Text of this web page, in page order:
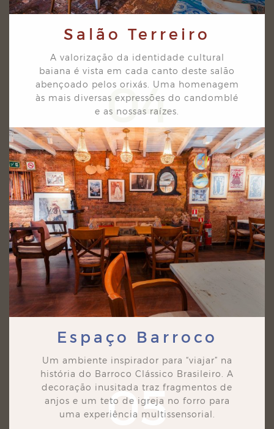
04
Salão Terreiro
A valorização da identidade cultural
baiana é vista em cada canto deste salão
abençoado pelos orixás. Uma homenagem
às mais diversas expressões do candomblé
e as nossas raízes.
05
Espaço Barroco
Um ambiente inspirador para “viajar” na
história do Barroco Clássico Brasileiro. A
decoração inusitada traz fragmentos de
anjos e um teto de igreja no forro para
uma experiência multissensorial.